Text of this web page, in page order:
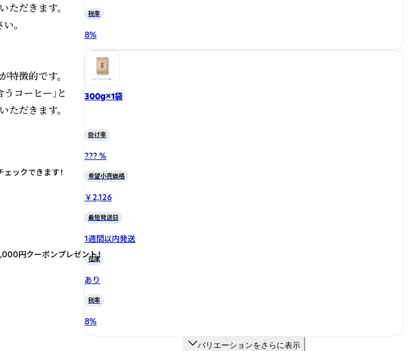
だきます。
。
特徴的です。
コーヒー」と
だきます。
税率
8%
300g×1袋
掛け率
??? %
希望小売価格
￥2,126
最短発送日
1週間以内発送
在庫
あり
税率
8%
バリエーションをさらに表示
ックできます！
円クーポンプレゼント！